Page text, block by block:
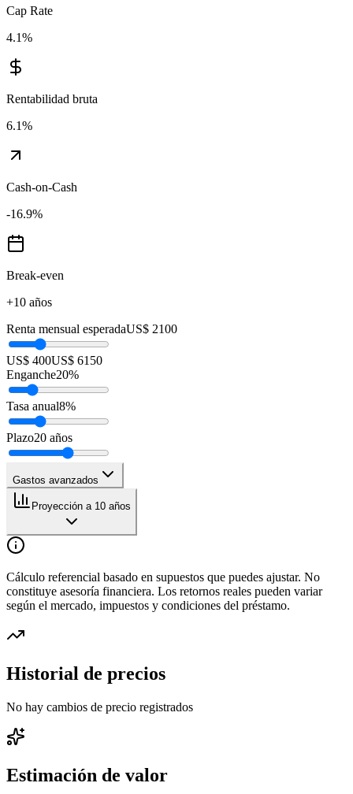
Cap Rate
4.1%
Rentabilidad bruta
6.1%
Cash-on-Cash
-16.9%
Break-even
+10 años
Renta mensual esperadaUS$ 2100
US$ 400US$ 6150
Enganche20%
Tasa anual8%
Plazo20 años
Gastos avanzados
Proyección a 10 años
Cálculo referencial basado en supuestos que puedes ajustar. No
constituye asesoría financiera. Los retornos reales pueden variar
según el mercado, impuestos y condiciones del préstamo.
Historial de precios
No hay cambios de precio registrados
Estimación de valor